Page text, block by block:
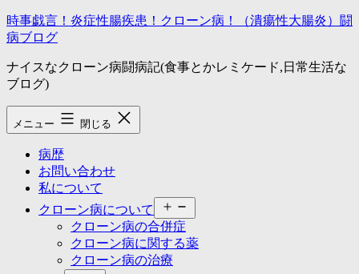
コ
ン
ン
ツ
へ
ス
キ
時事戯言！炎症性腸疾患！クローン病！（潰瘍性大腸炎）闘
病ブログ
ナイスなクローン病闘病記(食事とかレミケード,日常生活な
ブログ)
メニュー 閉じる
病歴
お問い合わせ
私について
クローン病について
ニ
ュ
ー
クローン病の合併症
クローン病に関する薬
クローン病の治療